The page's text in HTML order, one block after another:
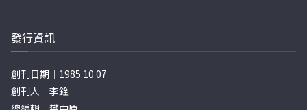
發行資訊
創刊日期｜1985.10.07
創刊人｜李銓